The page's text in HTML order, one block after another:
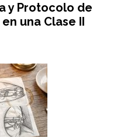
y Protocolo de
una Clase II